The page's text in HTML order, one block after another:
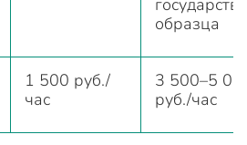
образца
1 500 руб./
час
3 500–5
руб./час